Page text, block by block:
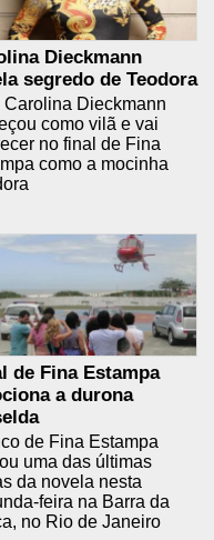
Dieckmann
segredo de Teodora
Carolina Dieckmann
como vilã e vai
no final de Fina
como a mocinha
de Fina Estampa
a durona
de Fina Estampa
uma das últimas
da novela nesta
feira na Barra da
no Rio de Janeiro